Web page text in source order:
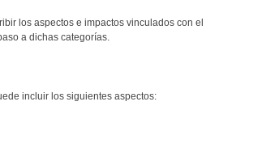
los aspectos e impactos vinculados con el
a dichas categorías.
incluir los siguientes aspectos: